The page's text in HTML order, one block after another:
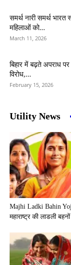
समर्थ नारी समर्थ भारत
महिलाओं को...
March 11, 2026
बिहार में बढ़ते अपराध
विरोध,...
February 15, 2026
Utility News
Majhi Ladki Bahin
महाराष्ट्र की लाडली